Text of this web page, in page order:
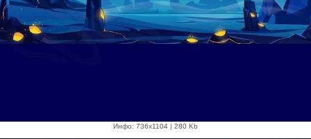
Инфо: 736х1104 | 280 Kb